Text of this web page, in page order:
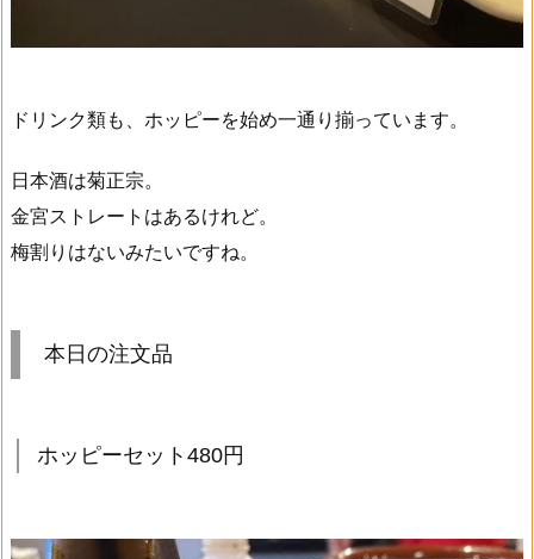
ドリンク類も、ホッピーを始め一通り揃っています。
日本酒は菊正宗。
金宮ストレートはあるけれど。
梅割りはないみたいですね。
本日の注文品
ホッピーセット480円